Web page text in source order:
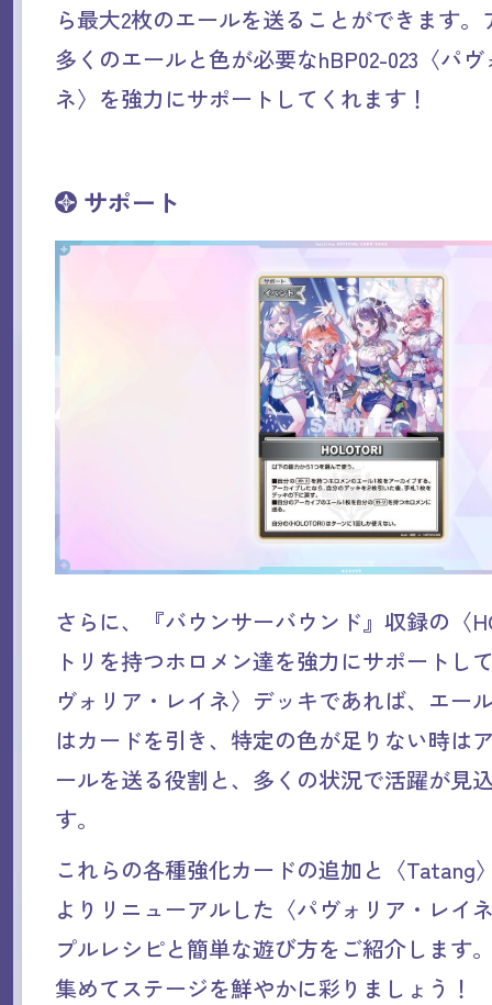
ら最大2枚のエールを送ることができます
多くのエールと色が必要なhBP02-023〈パ
ネ〉を強力にサポートしてくれます！
サポート
さらに、『バウンサーバウンド』収録の〈
トリを持つホロメン達を強力にサポートし
ヴォリア・レイネ〉デッキであれば、エー
はカードを引き、特定の色が足りない時は
ールを送る役割と、多くの状況で活躍が見
す。
これらの各種強化カードの追加と〈Tatang
よりリニューアルした〈パヴォリア・レイ
プルレシピと簡単な遊び方をご紹介します
集めてステージを鮮やかに彩りましょう！